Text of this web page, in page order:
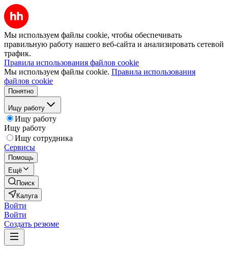
Мы используем файлы cookie, чтобы обеспечивать
правильную работу нашего веб-сайта и анализировать сетевой
трафик.
Правила использования файлов cookie
Мы используем файлы cookie. Правила использования
файлов cookie
Понятно
Ищу работу
Ищу работу
Ищу работу
Ищу сотрудника
Сервисы
Помощь
Ещё
Поиск
Калуга
Войти
Войти
Создать резюме